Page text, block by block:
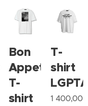
Bon
Appetit
T-
shirt
T-
shirt
1 400,00